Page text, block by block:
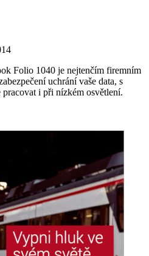
Folio 1040 je nejtenčím firemním
uchrání vaše data, s
i při nízkém osvětlení.